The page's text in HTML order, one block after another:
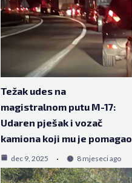
Težak udes na
magistralnom putu M-17:
Udaren pješak i vozač
kamiona koji mu je pomagao
dec 9, 2025 8 mjeseci ago